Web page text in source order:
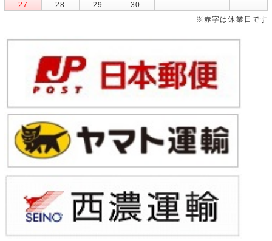
27
28 29
30
※赤字は休業日です